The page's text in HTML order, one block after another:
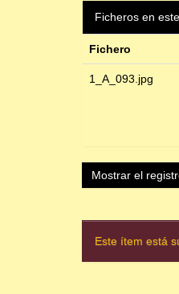
Ficheros en
Fichero
1_A_093.jpg
Mostrar el
Este ítem está